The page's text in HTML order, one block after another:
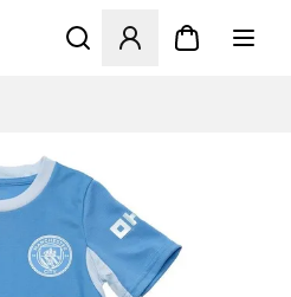
Opent een venster om in